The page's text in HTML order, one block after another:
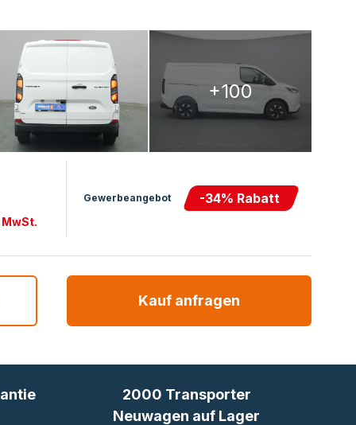
+100
Gewerbeangebot -34% Rabatt
Kauf anfragen
2000 Transporter
Neuwagen auf Lager